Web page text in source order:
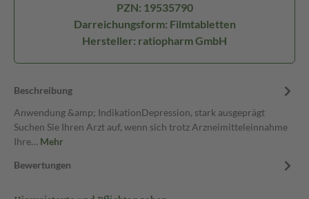
PZN: 19535790
Darreichungsform: Filmtabletten
Hersteller: ratiopharm GmbH
Beschreibung
Anwendung &amp; IndikationDepression, stark ausgeprägt
Suchen Sie Ihren Arzt auf, wenn sich trotz Arzneimitteleinnahme
Ihre… Mehr
Bewertungen